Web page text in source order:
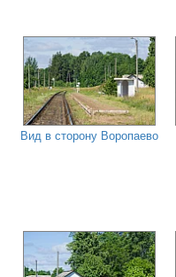
Вид в сторону Воропаево